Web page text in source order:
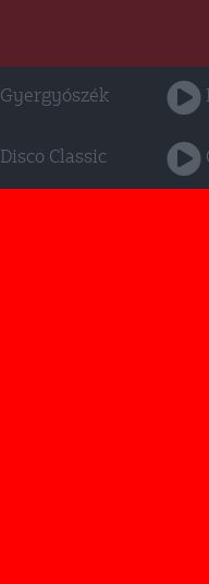
Gyergyószék
Disco Classic